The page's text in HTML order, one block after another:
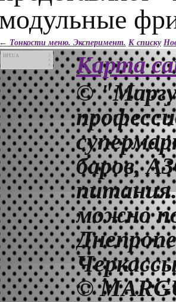
← Тонкости меню. Эксперимент. К списку
HIT.UA
2
4
4
Карта
©
баров,
можно
©